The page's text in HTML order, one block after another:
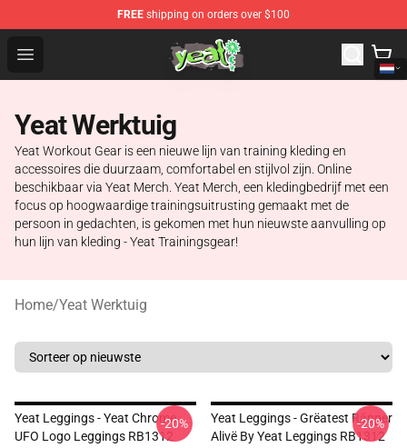
FREE shipping on orders over $100
Open menu
Yeat Shop - Official Yeat Merchandise Store
Yeat Werktuig
Yeat Workout Gear is een nieuwe lijn van training kleding en
accessoires die duurzaam, comfortabel en stijlvol zijn. Online
beschikbaar via Yeat Merch. Yeat Merch, een kledingbedrijf met een
focus op hoogwaardige trainingsuitrusting gemaakt met de
persoon in gedachten, is gekomen met hun nieuwste aanvulling op
hun lijn van kleding - Yeat Trainingsgear!
Home/Yeat Werktuig
Yeat Leggings - Yeat Chrome
UFO Logo Leggings RB1312
-20%
Yeat Leggings - Grëatest Räpper
Alivë By Yeat Leggings RB1312
-20%